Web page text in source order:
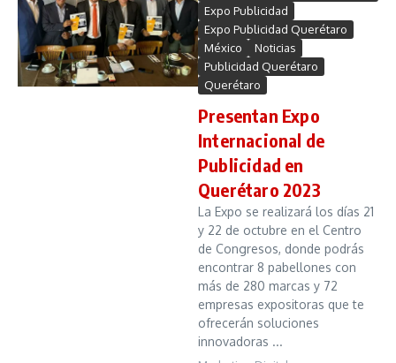
Expo Publicidad
Expo Publicidad Querétaro
México
Noticias
Publicidad Querétaro
Querétaro
Presentan Expo
Internacional de
Publicidad en
Querétaro 2023
La Expo se realizará los días 21
y 22 de octubre en el Centro
de Congresos, donde podrás
encontrar 8 pabellones con
más de 280 marcas y 72
empresas expositoras que te
ofrecerán soluciones
innovadoras ...